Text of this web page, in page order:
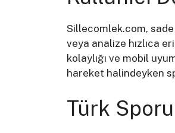
Sillecomlek.com, sade
veya analize hızlıca
kolaylığı ve mobil
hareket halindeyken
Türk